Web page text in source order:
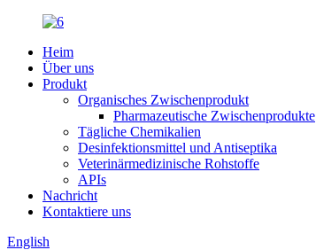
Heim
Über uns
Produkt
Organisches Zwischenprodukt
Pharmazeutische Zwischenprodukte
Tägliche Chemikalien
Desinfektionsmittel und Antiseptika
Veterinärmedizinische Rohstoffe
APIs
Nachricht
Kontaktiere uns
English